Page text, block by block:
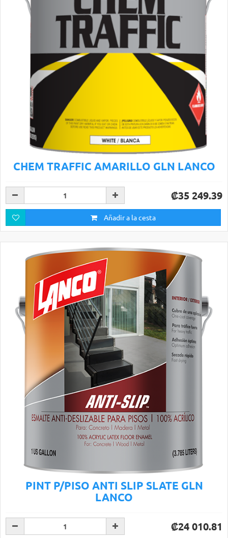
CHEM TRAFFIC AMARILLO GLN LANCO
₡35 249.39
Añadir a la cesta
PINT P/PISO ANTI SLIP SLATE GLN
LANCO
₡24 010.81